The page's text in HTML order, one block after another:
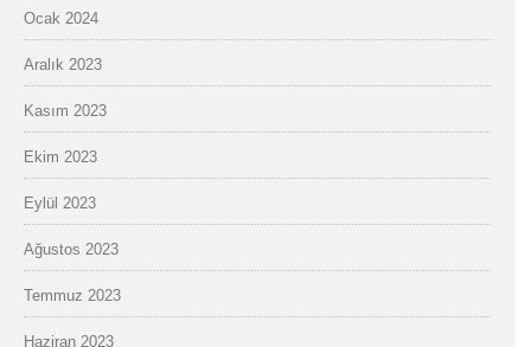
Ocak 2024
Aralık 2023
Kasım 2023
Ekim 2023
Eylül 2023
Ağustos 2023
Temmuz 2023
Haziran 2023